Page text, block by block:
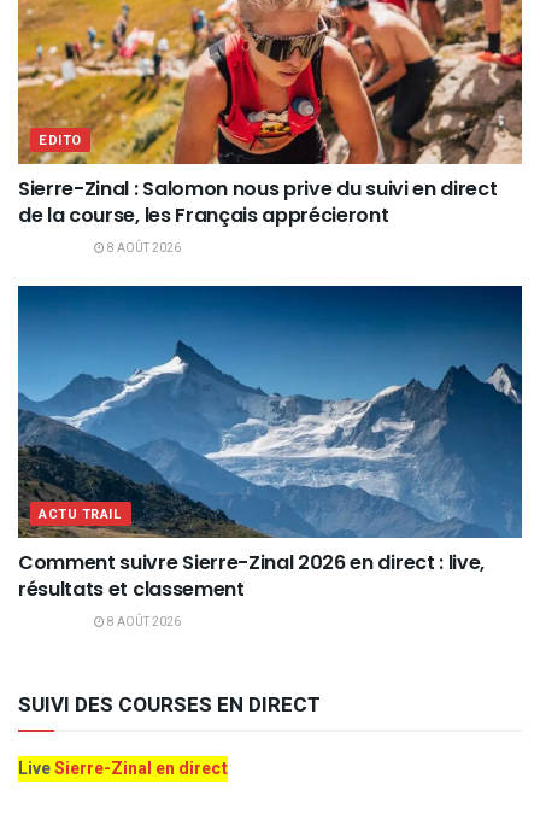
EDITO
Sierre-Zinal : Salomon nous prive du suivi en direct
de la course, les Français apprécieront
8 AOÛT 2026
ACTU TRAIL
Comment suivre Sierre-Zinal 2026 en direct : live,
résultats et classement
8 AOÛT 2026
SUIVI DES COURSES EN DIRECT
LiveSierre-Zinal en direct